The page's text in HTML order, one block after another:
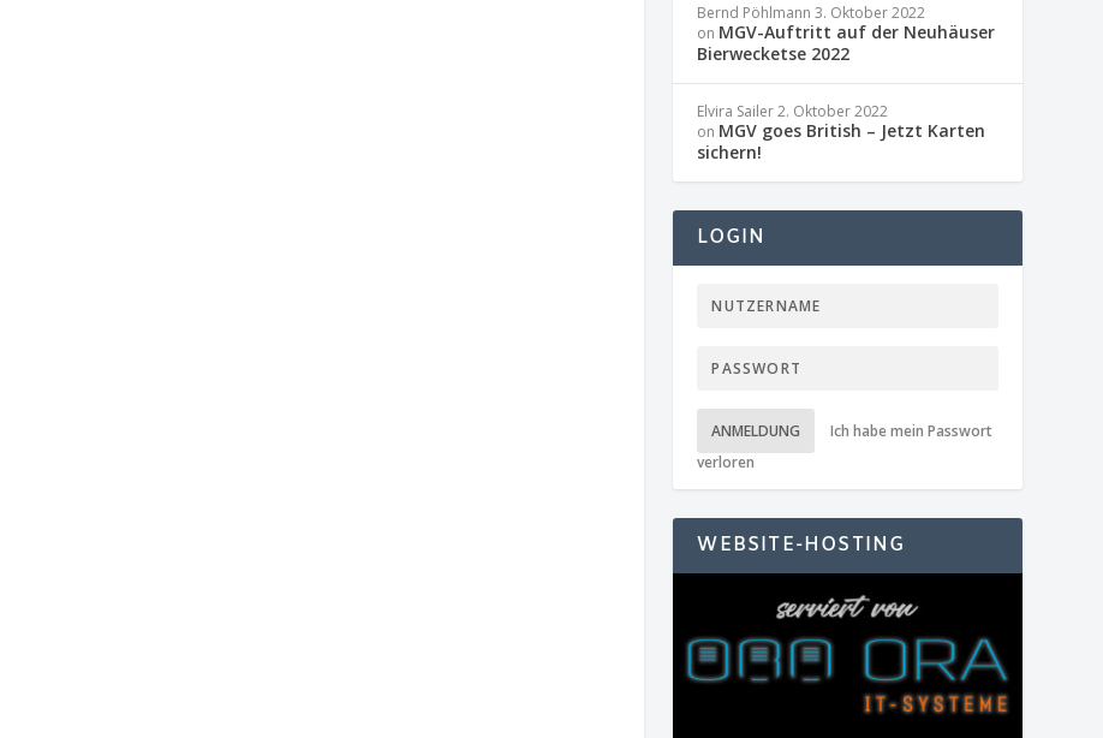
Bernd Pöhlmann 3. Oktober 2022
on MGV-Auftritt auf der Neuhäuser
Bierwecketse 2022
Elvira Sailer2. Oktober 2022
on MGV goes British – Jetzt Karten
sichern!
LOGIN
ANMELDUNG
Ich habe mein Passwort
verloren
WEBSITE-HOSTING